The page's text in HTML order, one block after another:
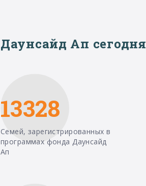
Даунсайд Ап сегодня
13328
Семей, зарегистрированных в
программах фонда Даунсайд
Ап